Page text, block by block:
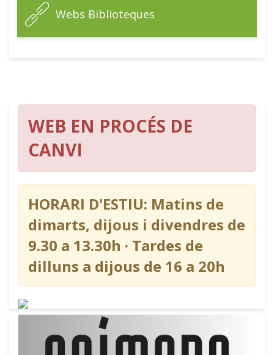
Webs Biblioteques
WEB EN PROCÉS DE
CANVI
HORARI D'ESTIU: Matins de
dimarts, dijous i divendres de
9.30 a 13.30h · Tardes de
dilluns a dijous de 16 a 20h